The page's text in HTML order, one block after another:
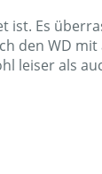
ist. Es
den WD
leiser als